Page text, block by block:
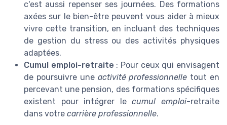
c'est aussi repenser ses journées. Des formations
axées sur le bien-être peuvent vous aider à mieux
vivre cette transition, en incluant des techniques
de gestion du stress ou des activités physiques
adaptées.
Cumul emploi-retraite : Pour ceux qui envisagent
de poursuivre une activité professionnelle tout en
percevant une pension, des formations spécifiques
existent pour intégrer lecumul emploi-retraite
dans votre carrière professionnelle.